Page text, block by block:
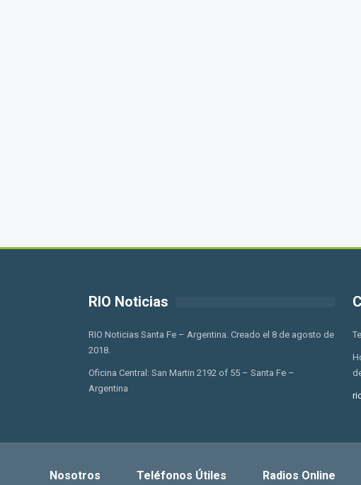
RIO Noticias
RIO Noticias Santa Fe – Argentina. Creado el 8 de agosto de
2018.
Oficina Central: San Martin 2192 of 55 – Santa Fe –
Argentina
Nosotros Teléfonos Útiles Radios Online